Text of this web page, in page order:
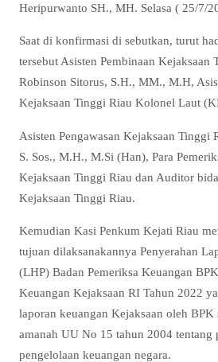
Heripurwanto SH., MH. Selasa ( 25/7/
Saat di konfirmasi di sebutkan, turut
tersebut Asisten Pembinaan Kejaksaan
Robinson Sitorus, S.H., MM., M.H,
Kejaksaan Tinggi Riau Kolonel Laut
Asisten Pengawasan Kejaksaan Tinggi
S. Sos., M.H., M.Si (Han), Para
Kejaksaan Tinggi Riau dan Auditor
Kejaksaan Tinggi Riau.
Kemudian Kasi Penkum Kejati Riau
tujuan dilaksanakannya Penyerahan
(LHP) Badan Pemeriksa Keuangan
Keuangan Kejaksaan RI Tahun 2022
laporan keuangan Kejaksaan oleh BPK
amanah UU No 15 tahun 2004 tentang
pengelolaan keuangan negara.